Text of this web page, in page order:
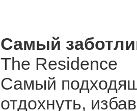
Самый
The Residence
Самый
отдохнуть,